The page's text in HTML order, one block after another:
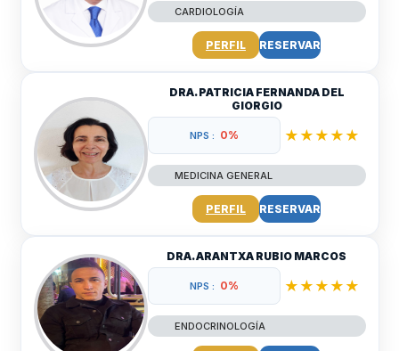
CARDIOLOGÍA
PERFIL RESERVAR
DRA. PATRICIA FERNANDA DEL
GIORGIO
NPS : 0% ★★★★★
MEDICINA GENERAL
PERFIL RESERVAR
DRA. ARANTXA RUBIO MARCOS
NPS : 0% ★★★★★
ENDOCRINOLOGÍA